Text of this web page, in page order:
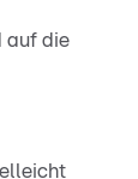
auf die